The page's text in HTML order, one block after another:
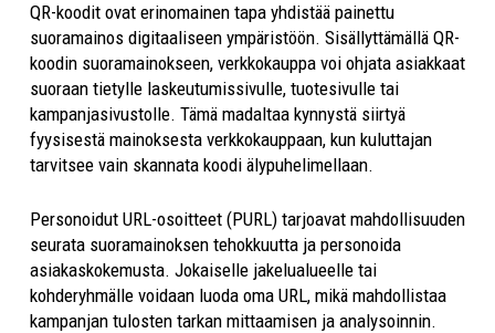
QR-koodit ovat erinomainen tapa yhdistää painettu
suoramainos digitaaliseen ympäristöön. Sisällyttämällä QR-
koodin suoramainokseen, verkkokauppa voi ohjata asiakkaat
suoraan tietylle laskeutumissivulle, tuotesivulle tai
kampanjasivustolle. Tämä madaltaa kynnystä siirtyä
fyysisestä mainoksesta verkkokauppaan, kun kuluttajan
tarvitsee vain skannata koodi älypuhelimellaan.
Personoidut URL-osoitteet (PURL) tarjoavat mahdollisuuden
seurata suoramainoksen tehokkuutta ja personoida
asiakaskokemusta. Jokaiselle jakelualueelle tai
kohderyhmälle voidaan luoda oma URL, mikä mahdollistaa
kampanjan tulosten tarkan mittaamisen ja analysoinnin.